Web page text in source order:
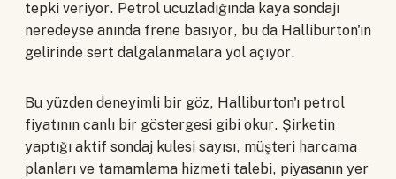
tepki veriyor. Petrol ucuzladığında kaya sondajı
neredeyse anında frene basıyor, bu da Halliburton'ın
gelirinde sert dalgalanmalara yol açıyor.
Bu yüzden deneyimli bir göz, Halliburton'ı petrol
fiyatının canlı bir göstergesi gibi okur. Şirketin
yaptığı aktif sondaj kulesi sayısı, müşteri harcama
planları ve tamamlama hizmeti talebi, piyasanın yer